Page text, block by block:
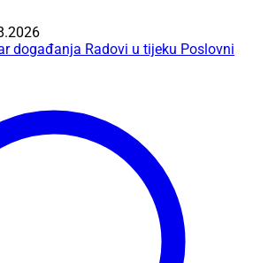
događanja Radovi u tijeku Poslovni